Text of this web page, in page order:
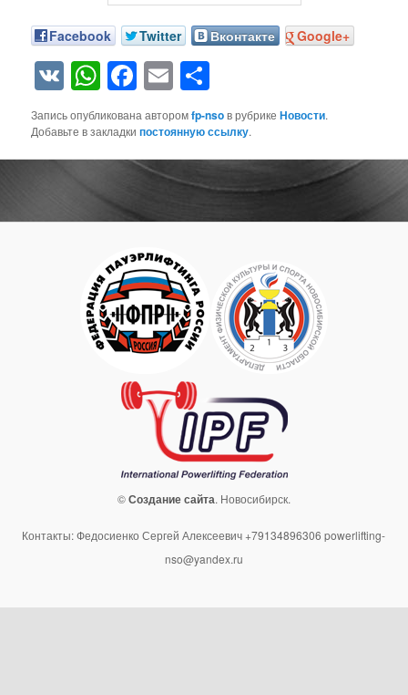
Facebook Twitter Вконтакте Google+
VKWhatsApp
Facebook
Email
Запись опубликована авторомfp-nsoв рубрикеНовости.
Добавьте в закладкипостоянную ссылку.
©Создание сайта. Новосибирск.
Контакты: Федосиенко Сергей Алексеевич +79134896306 powerlifting-
nso@yandex.ru